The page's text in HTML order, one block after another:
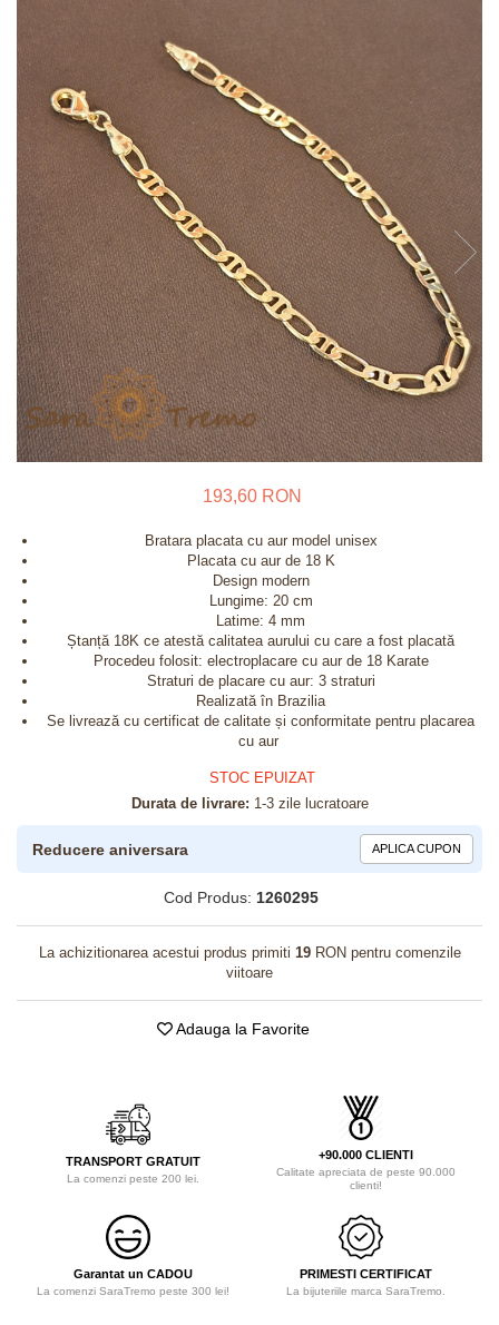
Bijuterii pentru barbati
Lanturi
Bratari
Talismane
Verighete
Bijuterii din argint placate cu aur
24K
193,60 RON
Bratara placata cu aur model unisex
Placata cu aur de 18 K
Design modern
Lungime: 20 cm
Latime: 4 mm
Ștanță 18K ce atestă calitatea aurului cu care a fost placată
Procedeu folosit: electroplacare cu aur de 18 Karate
Straturi de placare cu aur: 3 straturi
Realizată în Brazilia
Se livrează cu certificat de calitate și conformitate pentru placarea
cu aur
STOC EPUIZAT
Durata de livrare: 1-3 zile lucratoare
Reducere aniversara APLICA CUPON
Cod Produs: 1260295
La achizitionarea acestui produs primiti 19RON pentru comenzile
viitoare
Adauga la Favorite
TRANSPORT GRATUIT
La comenzi peste 200 lei.
+90.000 CLIENTI
Calitate apreciata de peste 90.000
clienti!
Garantat un CADOU
La comenzi SaraTremo peste 300 lei!
PRIMESTI CERTIFICAT
La bijuteriile marca SaraTremo.